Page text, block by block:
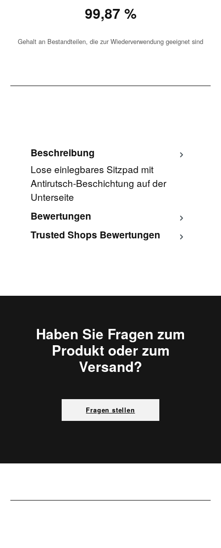
99,87 %
Gehalt an Bestandteilen, die zur Wiederverwendung geeignet sind
Beschreibung
Lose einlegbares Sitzpad mit
Antirutsch-Beschichtung auf der
Unterseite
Bewertungen
Trusted Shops Bewertungen
Haben Sie Fragen zum
Produkt oder zum
Versand?
Fragen stellen